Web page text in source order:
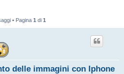
• Pagina 1 di 1
delle immagini con Iphone